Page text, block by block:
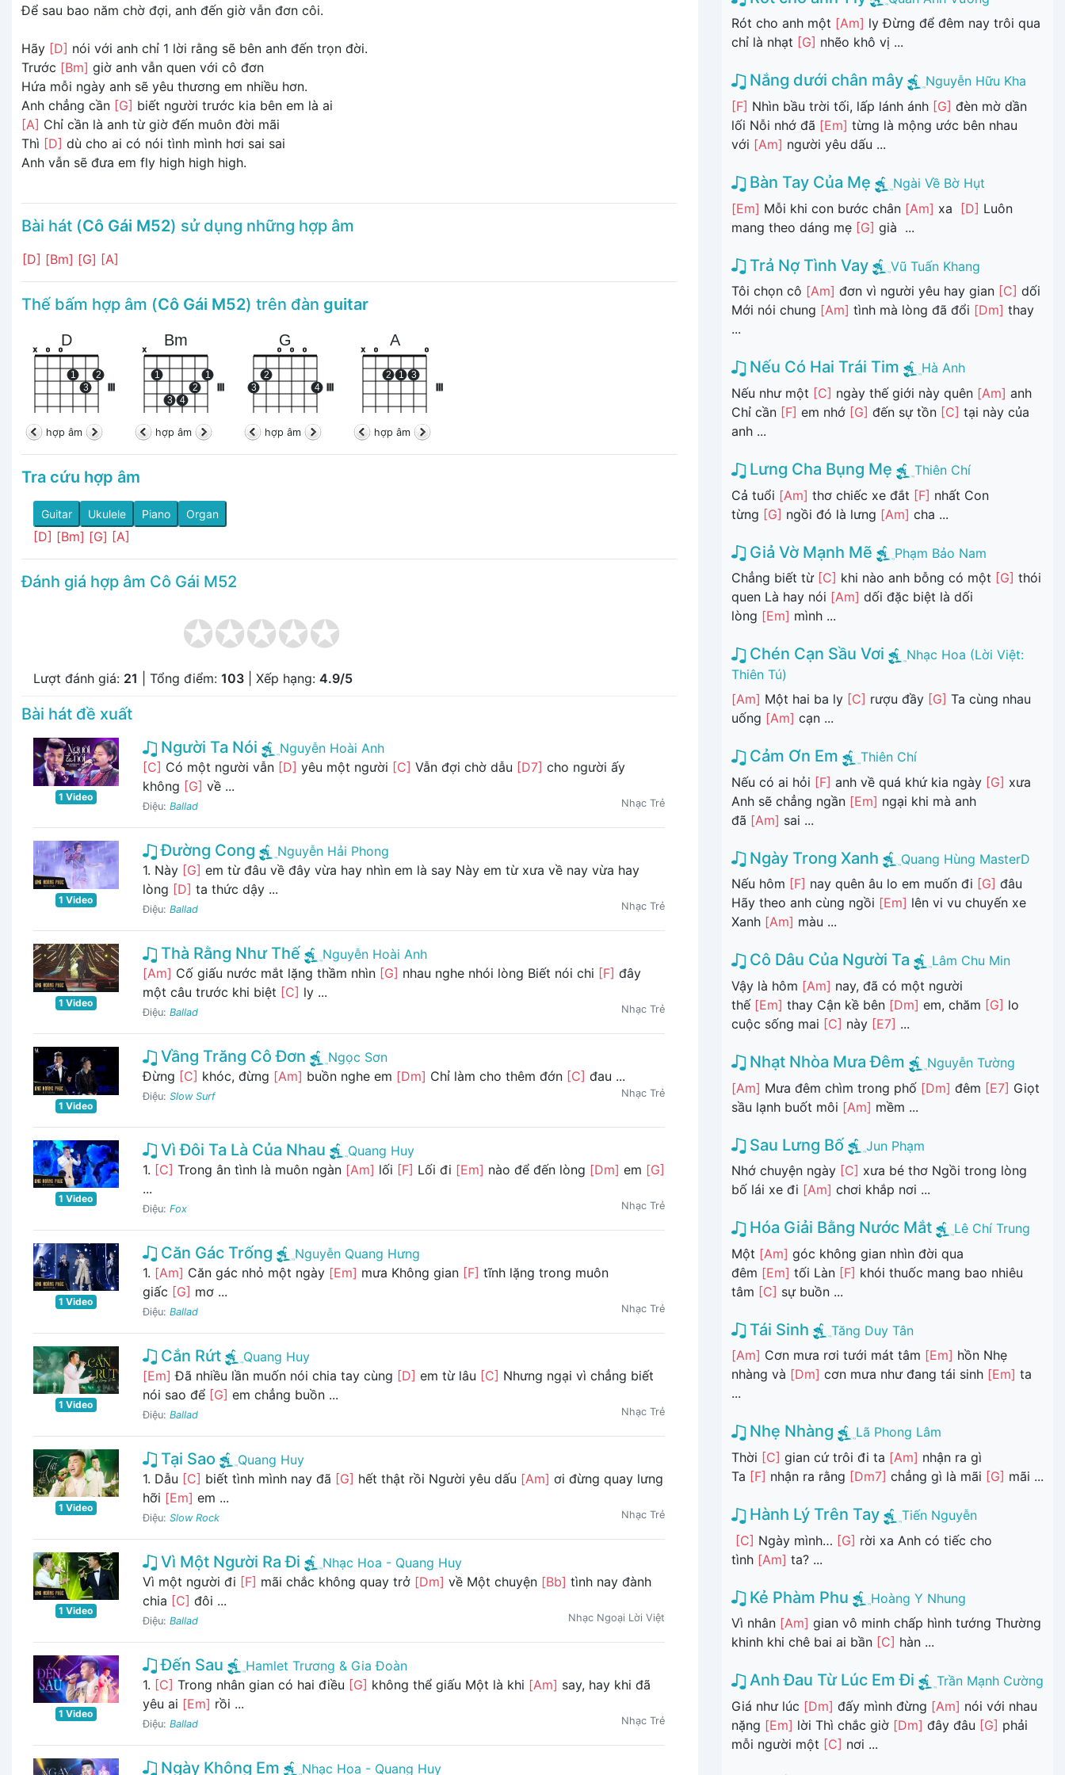
Để sau bao năm chờ đợi, anh đến giờ vẫn đơn côi.
Hãy [D] nói với anh chỉ 1 lời rằng sẽ bên anh đến trọn đời.
Trước [Bm] giờ anh vẫn quen với cô đơn
Hứa mỗi ngày anh sẽ yêu thương em nhiều hơn.
Anh chẳng cần [G] biết người trước kia bên em là ai
[A] Chỉ cần là anh từ giờ đến muôn đời mãi
Thì [D] dù cho ai có nói tình mình hơi sai sai
Anh vẫn sẽ đưa em fly high high high.
Bài hát (Cô Gái M52) sử dụng những hợp âm
[D] [Bm] [G] [A]
Thế bấm hợp âm (Cô Gái M52) trên đàn guitar
D
x o o
1
3
2
hợp âm
Bm
x
1
3 4
2
1
hợp âm
G
3
2
o o o
4
hợp âm
A
x o
2 1 3
o
hợp âm
Tra cứu hợp âm
Guitar Ukulele Piano Organ
[D] [Bm] [G] [A]
Đánh giá hợp âm Cô Gái M52
Lượt đánh giá: 21 | Tổng điểm: 103 | Xếp hạng: 4.9/5
Bài hát đề xuất
1 Video
Người Ta Nói
Nguyễn Hoài Anh
[C] Có một người vẫn [D] yêu một người [C] Vẫn đợi chờ dẫu [D7] cho người ấy
không [G] về ...
Điệu: Ballad Nhạc Trẻ
1 Video
Đường Cong
Nguyễn Hải Phong
1. Này [G] em từ đâu về đây vừa hay nhìn em là say Này em từ xưa về nay vừa hay
lòng [D] ta thức dậy ...
Điệu: Ballad Nhạc Trẻ
1 Video
Thà Rằng Như Thế
Nguyễn Hoài Anh
[Am] Cố giấu nước mắt lặng thầm nhìn [G] nhau nghe nhói lòng Biết nói chi [F] đây
một câu trước khi biệt [C] ly ...
Điệu: Ballad Nhạc Trẻ
1 Video
Vầng Trăng Cô Đơn
Ngọc Sơn
Đừng [C] khóc, đừng [Am] buồn nghe em [Dm] Chỉ làm cho thêm đớn [C] đau ...
Điệu: Slow Surf Nhạc Trẻ
1 Video
Vì Đôi Ta Là Của Nhau
Quang Huy
1. [C] Trong ân tình là muôn ngàn [Am] lối [F] Lối đi [Em] nào để đến lòng [Dm] em [G]
...
Điệu: Fox Nhạc Trẻ
1 Video
Căn Gác Trống
Nguyễn Quang Hưng
1. [Am] Căn gác nhỏ một ngày [Em] mưa Không gian [F] tĩnh lặng trong muôn
giấc [G] mơ ...
Điệu: Ballad Nhạc Trẻ
1 Video
Cắn Rứt
Quang Huy
[Em] Đã nhiều lần muốn nói chia tay cùng [D] em từ lâu [C] Nhưng ngại vì chẳng biết
nói sao để [G] em chẳng buồn ...
Điệu: Ballad Nhạc Trẻ
1 Video
Tại Sao
Quang Huy
1. Dẫu [C] biết tình mình nay đã [G] hết thật rồi Người yêu dấu [Am] ơi đừng quay lưng
hỡi [Em] em ...
Điệu: Slow Rock Nhạc Trẻ
1 Video
Vì Một Người Ra Đi
Nhạc Hoa - Quang Huy
Vì một người đi [F] mãi chắc không quay trở [Dm] về Một chuyện [Bb] tình nay đành
chia [C] đôi ...
Điệu: Ballad Nhạc Ngoại Lời Việt
1 Video
Đến Sau
Hamlet Trương & Gia Đoàn
1. [C] Trong nhân gian có hai điều [G] không thể giấu Một là khi [Am] say, hay khi đã
yêu ai [Em] rồi ...
Điệu: Ballad Nhạc Trẻ
Ngày Không Em Nhạc Hoa - Quang Huy
Rót cho anh một [Am] ly Đừng để đêm nay trôi qua
chỉ là nhạt [G] nhẽo khô vị ...
Nắng dưới chân mây
Nguyễn Hữu Kha
[F] Nhìn bầu trời tối, lấp lánh ánh [G] đèn mờ dần
lối Nỗi nhớ đã [Em] từng là mộng ước bên nhau
với [Am] người yêu dấu ...
Bàn Tay Của Mẹ
Ngài Về Bờ Hụt
[Em] Mỗi khi con bước chân [Am] xa [D] Luôn
mang theo dáng mẹ [G] già ...
Trả Nợ Tình Vay
Vũ Tuấn Khang
Tôi chọn cô [Am] đơn vì người yêu hay gian [C] dối
Mới nói chung [Am] tình mà lòng đã đổi [Dm] thay
...
Nếu Có Hai Trái Tim
Hà Anh
Nếu như một [C] ngày thế giới này quên [Am] anh
Chỉ cần [F] em nhớ [G] đến sự tồn [C] tại này của
anh ...
Lưng Cha Bụng Mẹ
Thiên Chí
Cả tuổi [Am] thơ chiếc xe đắt [F] nhất Con
từng [G] ngồi đó là lưng [Am] cha ...
Giả Vờ Mạnh Mẽ
Phạm Bảo Nam
Chẳng biết từ [C] khi nào anh bỗng có một [G] thói
quen Là hay nói [Am] dối đặc biệt là dối
lòng [Em] mình ...
Chén Cạn Sầu Vơi
Nhạc Hoa (Lời Việt:
Thiên Tú)
[Am] Một hai ba ly [C] rượu đầy [G] Ta cùng nhau
uống [Am] cạn ...
Cảm Ơn Em
Thiên Chí
Nếu có ai hỏi [F] anh về quá khứ kia ngày [G] xưa
Anh sẽ chẳng ngần [Em] ngại khi mà anh
đã [Am] sai ...
Ngày Trong Xanh
Quang Hùng MasterD
Nếu hôm [F] nay quên âu lo em muốn đi [G] đâu
Hãy theo anh cùng ngồi [Em] lên vi vu chuyến xe
Xanh [Am] màu ...
Cô Dâu Của Người Ta
Lâm Chu Min
Vậy là hôm [Am] nay, đã có một người
thế [Em] thay Cận kề bên [Dm] em, chăm [G] lo
cuộc sống mai [C] này [E7] ...
Nhạt Nhòa Mưa Đêm
Nguyễn Tường
[Am] Mưa đêm chìm trong phố [Dm] đêm [E7] Giọt
sầu lạnh buốt môi [Am] mềm ...
Sau Lưng Bố
Jun Phạm
Nhớ chuyện ngày [C] xưa bé thơ Ngồi trong lòng
bố lái xe đi [Am] chơi khắp nơi ...
Hóa Giải Bằng Nước Mắt
Lê Chí Trung
Một [Am] góc không gian nhìn đời qua
đêm [Em] tối Làn [F] khói thuốc mang bao nhiêu
tâm [C] sự buồn ...
Tái Sinh
Tăng Duy Tân
[Am] Cơn mưa rơi tưới mát tâm [Em] hồn Nhẹ
nhàng và [Dm] cơn mưa như đang tái sinh [Em] ta
...
Nhẹ Nhàng
Lã Phong Lâm
Thời [C] gian cứ trôi đi ta [Am] nhận ra gì
Ta [F] nhận ra rằng [Dm7] chẳng gì là mãi [G] mãi ...
Hành Lý Trên Tay
Tiến Nguyễn
[C] Ngày mình… [G] rời xa Anh có tiếc cho
tình [Am] ta? ...
Kẻ Phàm Phu
Hoàng Y Nhung
Vì nhân [Am] gian vô minh chấp hình tướng Thường
khinh khi chê bai ai bần [C] hàn ...
Anh Đau Từ Lúc Em Đi
Trần Mạnh Cường
Giá như lúc [Dm] đấy mình đừng [Am] nói với nhau
nặng [Em] lời Thì chắc giờ [Dm] đây đâu [G] phải
mỗi người một [C] nơi ...